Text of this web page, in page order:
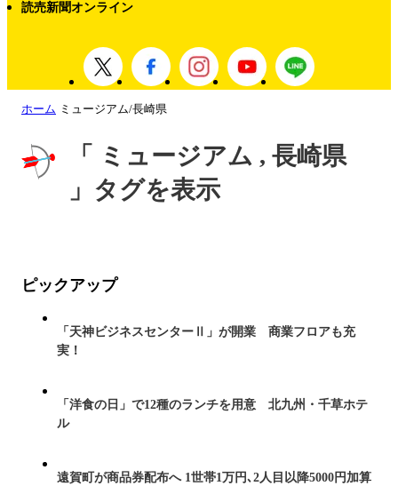
読売新聞オンライン
ホーム ミュージアム/長崎県
「 ミュージアム , 長崎県
」タグを表示
ピックアップ
「天神ビジネスセンターⅡ」が開業 商業フロアも充
実！
「洋食の日」で12種のランチを用意 北九州・千草ホテ
ル
遠賀町が商品券配布へ 1世帯1万円､2人目以降5000円加算